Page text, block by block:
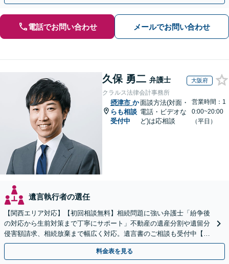
電話でお問い合わせ メールでお問い合わせ
久保 勇二 弁護士 大阪府
クラルス法律会計事務所
摂津市 か
らも相談
受付中
面談方法(対面・
電話・ビデオな
ど)は応相談
営業時間：1
0:00~20:00
（平日）
遺言執行者の選任
【関西エリア対応】【初回相談無料】相続問題に強い弁護士「紛争後
の対応から生前対策まで丁寧にサポート」不動産の遺産分割や遺留分
侵害額請求、相続放棄まで幅広く対応。遺言書のご相談も受付中【夜
間・休日面談可】【WEB面談】【完全個室】
料金表を見る